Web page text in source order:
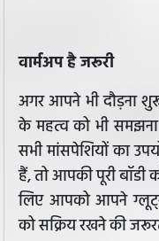
वार्मअप है जरूरी
अगर आपने भी दौड़ना
के महत्व को भी
सभी मांसपेशियों का
हैं, तो आपकी पूरी
लिए आपको आपने
को सक्रिय रखने की